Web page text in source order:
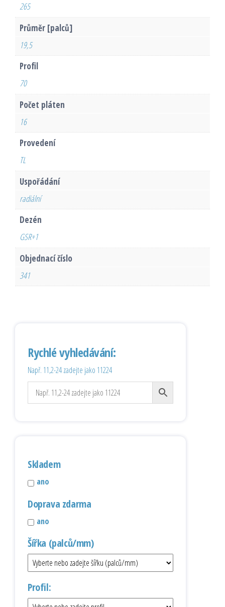
265
Průměr [palců]
19,5
Profil
70
Počet pláten
16
Provedení
TL
Uspořádání
radiální
Dezén
GSR+1
Objednací číslo
341
Rychlé vyhledávání:
Např. 11,2-24 zadejte jako 11224
Skladem
ano
Doprava zdarma
ano
Šířka (palců/mm)
Profil: